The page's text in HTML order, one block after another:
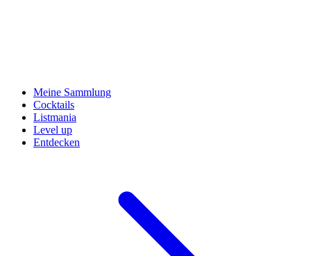
Meine Sammlung
Cocktails
Listmania
Level up
Entdecken